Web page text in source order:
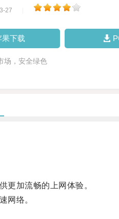
27
果下载
场，安全绿色
加流畅的上网体验。
网络。